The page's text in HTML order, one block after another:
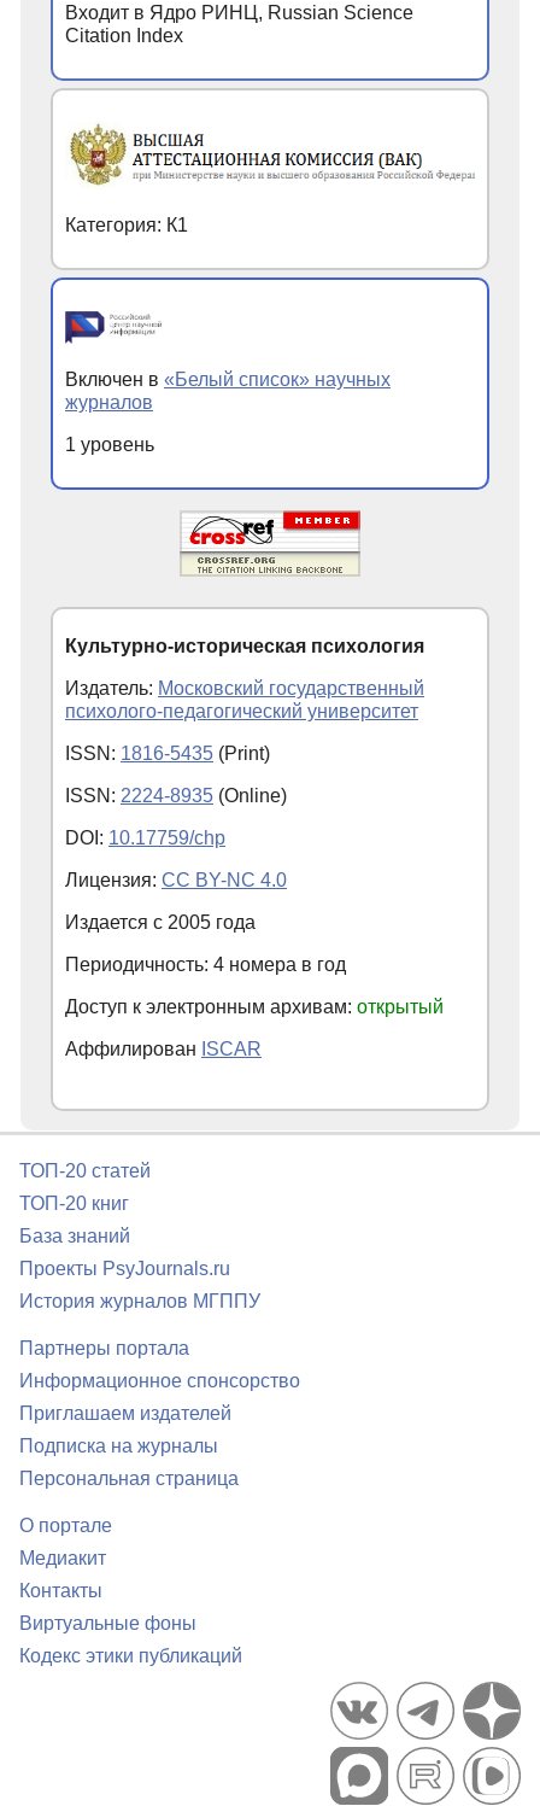
Входит в Ядро РИНЦ, Russian Science
Citation Index
Категория: К1
Включен в «Белый список» научных
журналов
1 уровень
Культурно-историческая психология
Издатель: Московский государственный
психолого-педагогический университет
ISSN: 1816-5435 (Print)
ISSN: 2224-8935 (Online)
DOI: 10.17759/chp
Лицензия: CC BY-NC 4.0
Издается с 2005 года
Периодичность: 4 номера в год
Доступ к электронным архивам: открытый
Аффилирован ISCAR
ТОП-20 статей
ТОП-20 книг
База знаний
Проекты PsyJournals.ru
История журналов МГППУ
Партнеры портала
Информационное спонсорство
Приглашаем издателей
Подписка на журналы
Персональная страница
О портале
Медиакит
Контакты
Виртуальные фоны
Кодекс этики публикаций